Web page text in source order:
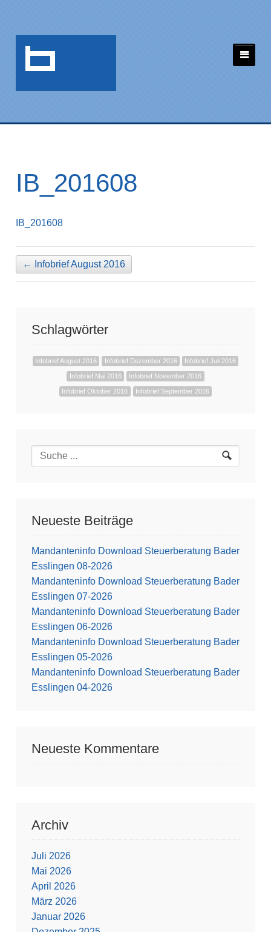
IB_201608
IB_201608
← Infobrief August 2016
Schlagwörter
Infobrief August 2016 Infobrief Dezember 2016 Infobrief Juli 2016
Infobrief Mai 2016 Infobrief November 2016
Infobrief Oktober 2016 Infobrief September 2016
Neueste Beiträge
Mandanteninfo Download Steuerberatung Bader
Esslingen 08-2026
Mandanteninfo Download Steuerberatung Bader
Esslingen 07-2026
Mandanteninfo Download Steuerberatung Bader
Esslingen 06-2026
Mandanteninfo Download Steuerberatung Bader
Esslingen 05-2026
Mandanteninfo Download Steuerberatung Bader
Esslingen 04-2026
Neueste Kommentare
Archiv
Juli 2026
Mai 2026
April 2026
März 2026
Januar 2026